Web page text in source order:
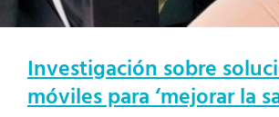
Investigación sobre
móviles para ‘mejorar la